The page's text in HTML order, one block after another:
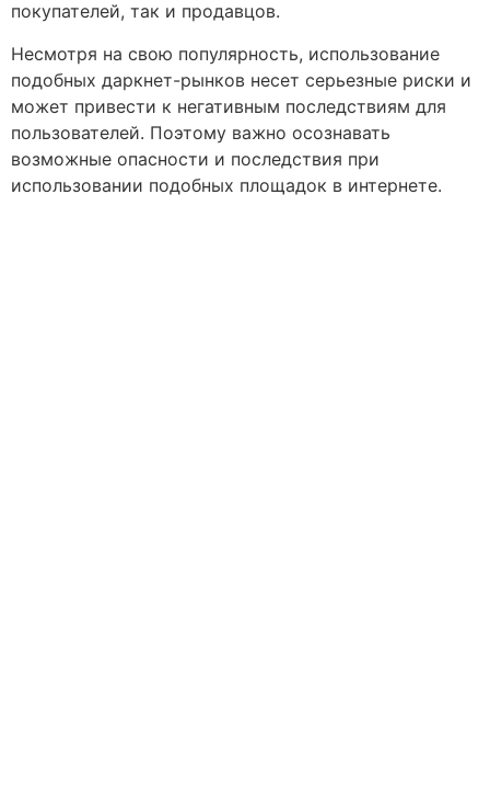
покупателей, так и продавцов.
Несмотря на свою популярность, использование
подобных даркнет-рынков несет серьезные риски и
может привести к негативным последствиям для
пользователей. Поэтому важно осознавать
возможные опасности и последствия при
использовании подобных площадок в интернете.